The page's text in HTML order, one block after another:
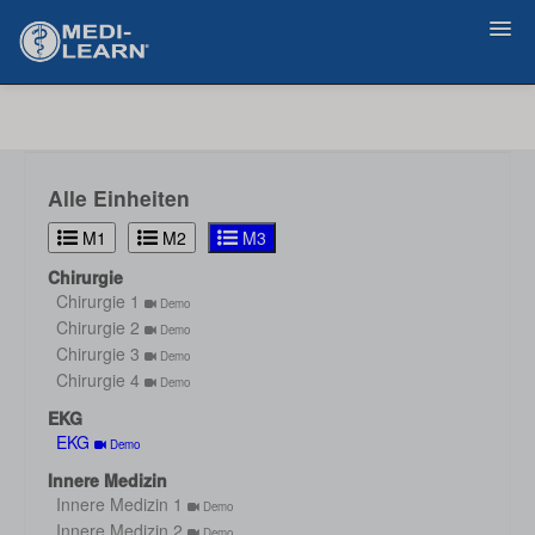
Alle Einheiten
M1 M2
M3
Chirurgie
Chirurgie 1
Demo
Chirurgie 2 Demo
Chirurgie 3 Demo
Chirurgie 4 Demo
EKG
EKG
Demo
Innere Medizin
Innere Medizin 1
Demo
Innere Medizin 2